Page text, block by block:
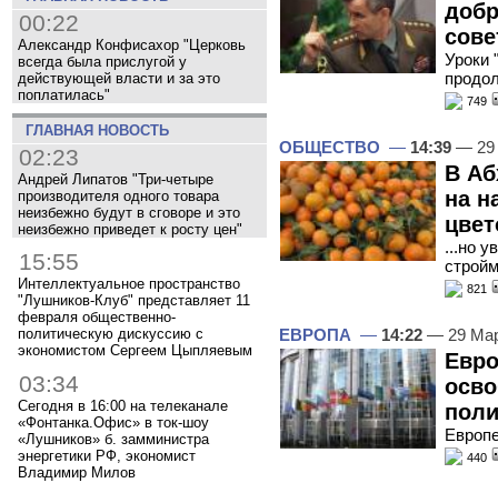
00:22
Александр Конфисахор "Церковь
всегда была прислугой у
действующей власти и за это
поплатилась"
ГЛАВНАЯ НОВОСТЬ
02:23
Андрей Липатов "Три-четыре
производителя одного товара
неизбежно будут в сговоре и это
неизбежно приведет к росту цен"
15:55
Интеллектуальное пространство
"Лушников-Клуб" представляет 11
февраля общественно-
политическую дискуссию с
экономистом Сергеем Цыпляевым
03:34
Сегодня в 16:00 на телеканале
«Фонтанка.Офис» в ток-шоу
«Лушников» б. замминистра
энергетики РФ, экономист
Владимир Милов
Уроки
749
ОБЩЕСТВО — 14:39 — 29
В
на
...но
821
ЕВРОПА — 14:22 — 29
440